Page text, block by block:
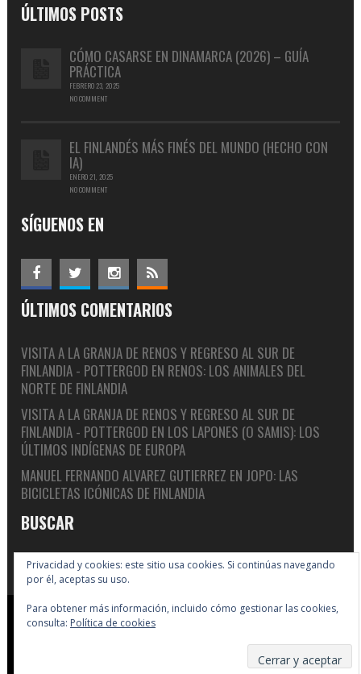
ÚLTIMOS POSTS
CÓMO CASARSE EN DINAMARCA (2026) – GUÍA
PRÁCTICA
FEBRERO 23, 2025
NO COMMENT
EL FINLANDÉS MÁS FINÉS DEL MUNDO (HECHO CON
IA)
ENERO 21, 2025
NO COMMENT
SÍGUENOS EN
ÚLTIMOS COMENTARIOS
VISITA A LA GRANJA DE RENOS Y REGRESO AL SUR DE
FINLANDIA - POTTERGOD EN RENOS: LOS ANIMALES DEL
NORTE DE FINLANDIA
VISITA A LA GRANJA DE RENOS Y REGRESO AL SUR DE
FINLANDIA - POTTERGOD EN LOS LAPONES (O SAMIS): LOS
ÚLTIMOS INDÍGENAS DE EUROPA
MANUEL FERNANDO ALVAREZ GUTIERREZ EN JOPO: LAS
BICICLETAS ICÓNICAS DE FINLANDIA
BUSCAR
Copyright © 2005-2026 Big In Finland
Privacidad y cookies: este sitio usa cookies. Si continúas navegando
por él, aceptas su uso.
Para obtener más información, incluido cómo gestionar las cookies,
consulta: Política de cookies